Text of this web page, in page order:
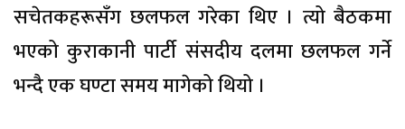
सचेतकहरूसँग छलफल गरेका थिए । त्यो बैठकमा
भएको कुराकानी पार्टी संसदीय दलमा छलफल गर्ने
भन्दै एक घण्टा समय मागेको थियो ।